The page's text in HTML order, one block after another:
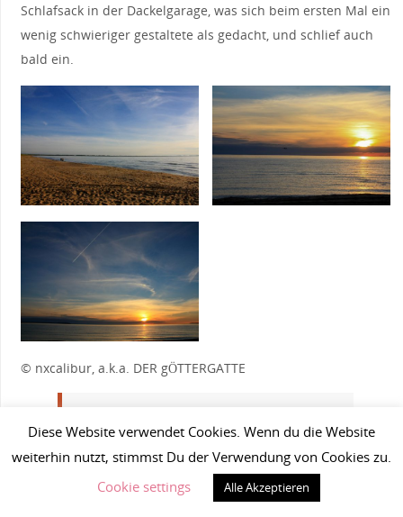
Schlafsack in der Dackelgarage, was sich beim ersten Mal ein
wenig schwieriger gestaltete als gedacht, und schlief auch
bald ein.
© nxcalibur, a.k.a. DER gÖTTERGATTE
35. Präsident der Vereinigten Staaten von
Amerika, 1917 – 1963
Diese Website verwendet Cookies. Wenn du die Website
weiterhin nutzt, stimmst Du der Verwendung von Cookies zu.
Cookie settings
Alle Akzeptieren